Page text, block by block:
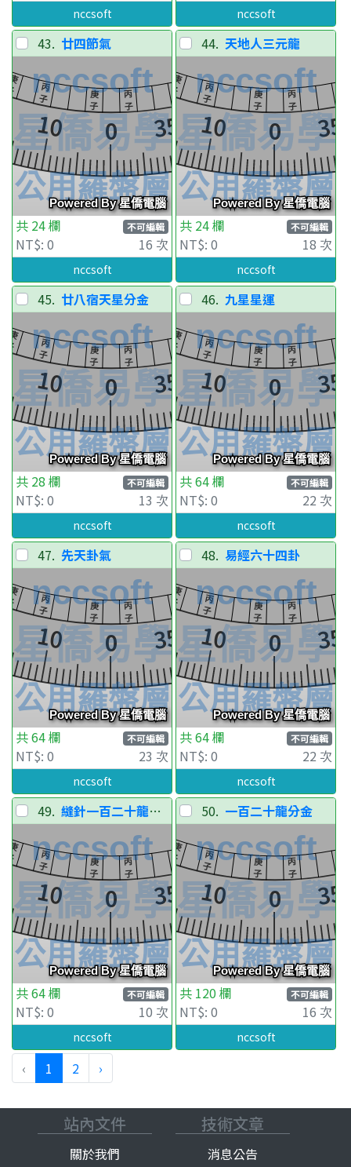
nccsoft nccsoft
43. 廿四節氣
共 24 欄 不可編輯
NT$: 0 16 次
nccsoft
44. 天地人三元龍
共 24 欄 不可編輯
NT$: 0 18 次
nccsoft
45. 廿八宿天星分金
共 28 欄 不可編輯
NT$: 0 13 次
nccsoft
46. 九星星運
共 64 欄 不可編輯
NT$: 0 22 次
nccsoft
47. 先天卦氣
共 64 欄 不可編輯
NT$: 0 23 次
nccsoft
48. 易經六十四卦
共 64 欄 不可編輯
NT$: 0 22 次
nccsoft
49. 縫針一百二十龍分金
共 64 欄 不可編輯
NT$: 0 10 次
nccsoft
50. 一百二十龍分金
共 120 欄 不可編輯
NT$: 0 16 次
nccsoft
‹ 1 2 ›
站內文件
關於我們
技術文章
消息公告